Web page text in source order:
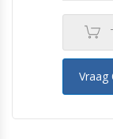
Vraag